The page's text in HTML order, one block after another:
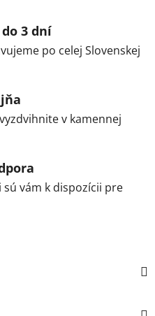
do 3 dní
po celej Slovenskej
v kamennej
sú vám k dispozícii pre